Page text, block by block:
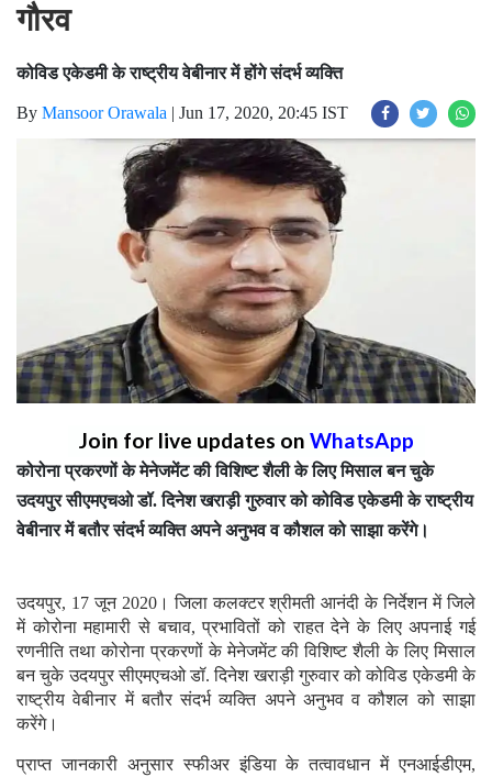
गौरव
कोविड एकेडमी के राष्ट्रीय वेबीनार में होंगे संदर्भ व्यक्ति
By Mansoor Orawala | Jun 17, 2020, 20:45 IST
Join for live updates on WhatsApp
कोरोना प्रकरणों के मेनेजमेंट की विशिष्ट शैली के लिए मिसाल बन चुके
उदयपुर सीएमएचओ डॉ. दिनेश खराड़ी गुरुवार को कोविड एकेडमी के राष्ट्रीय
वेबीनार में बतौर संदर्भ व्यक्ति अपने अनुभव व कौशल को साझा करेंगे।
उदयपुर, 17 जून 2020। जिला कलक्टर श्रीमती आनंदी के निर्देशन में जिले
में कोरोना महामारी से बचाव, प्रभावितों को राहत देने के लिए अपनाई गई
रणनीति तथा कोरोना प्रकरणों के मेनेजमेंट की विशिष्ट शैली के लिए मिसाल
बन चुके उदयपुर सीएमएचओ डॉ. दिनेश खराड़ी गुरुवार को कोविड एकेडमी के
राष्ट्रीय वेबीनार में बतौर संदर्भ व्यक्ति अपने अनुभव व कौशल को साझा
करेंगे।
प्राप्त जानकारी अनुसार स्फीअर इंडिया के तत्वावधान में एनआईडीएम,